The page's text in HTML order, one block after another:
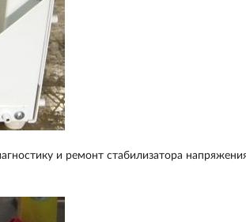
и ремонт стабилизатора